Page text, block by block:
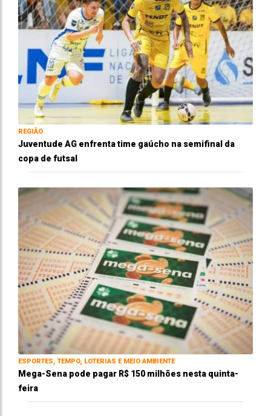
REGIÃO
Juventude AG enfrenta time gaúcho na semifinal da
copa de futsal
ESPORTES, TEMPO, LOTERIAS E MEIO AMBIENTE
Mega-Sena pode pagar R$ 150 milhões nesta quinta-
feira